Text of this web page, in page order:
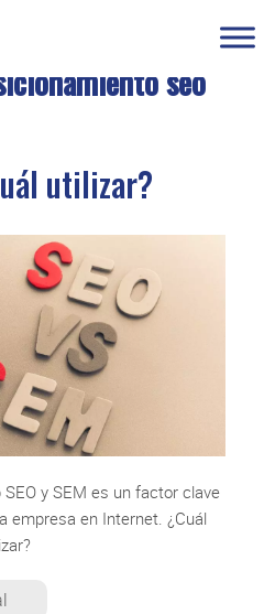
seo
utilizar?
y SEM es un factor clave
empresa en Internet. ¿Cuál